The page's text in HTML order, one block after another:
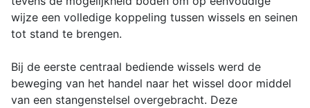
wijze een volledige koppeling tussen wissels en seinen
tot stand te brengen.
Bij de eerste centraal bediende wissels werd de
beweging van het handel naar het wissel door middel
van een stangenstelsel overgebracht. Deze